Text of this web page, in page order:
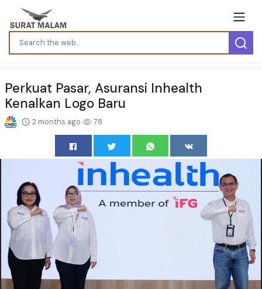
Perkuat Pasar, Asuransi Inhealth
Kenalkan Logo Baru
2 months ago 78